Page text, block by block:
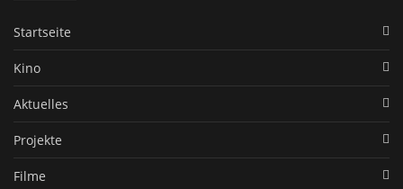
Startseite
Kino
Aktuelles
Projekte
Filme